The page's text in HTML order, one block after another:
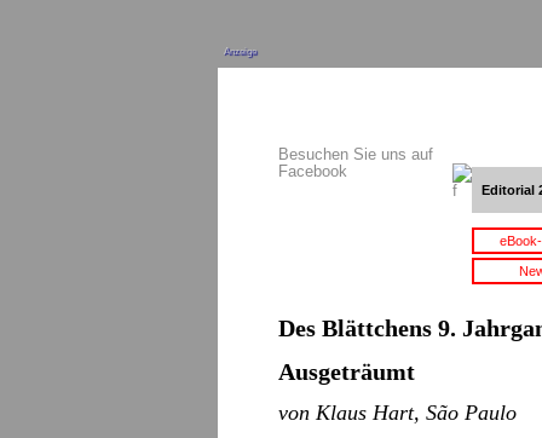
Anzeige
Besuchen Sie uns auf
Facebook
Editorial
Des Blättchens 9.
Ausgeträumt
von Klaus Hart, São Paulo